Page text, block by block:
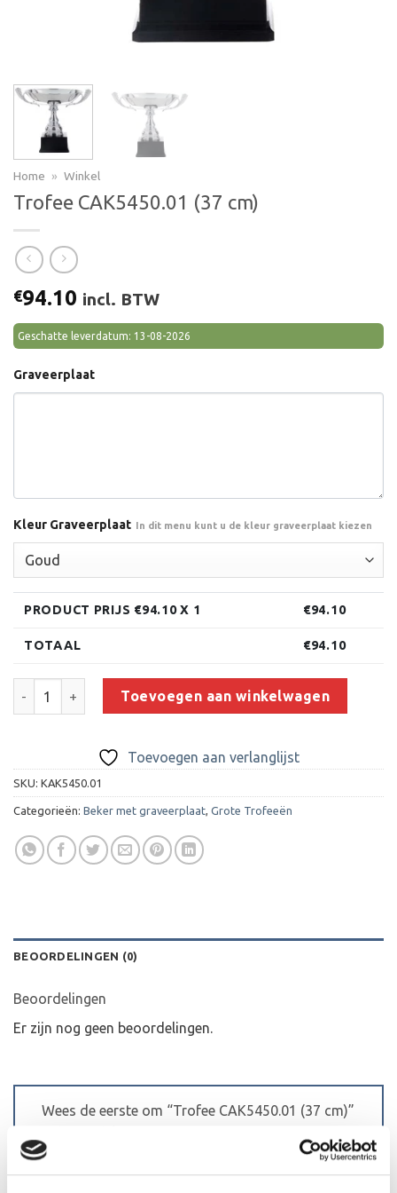
Home » Winkel
Trofee CAK5450.01 (37 cm)
€94.10 incl. BTW
Geschatte leverdatum: 13-08-2026
Graveerplaat
Kleur Graveerplaat In dit menu kunt u de kleur graveerplaat kiezen
PRODUCT PRIJS €94.10X 1 €94.10
TOTAAL €94.10
Trofee CAK5450.01 (37 cm) aantal
Toevoegen aan winkelwagen
Toevoegen aan verlanglijst
SKU: KAK5450.01
Categorieën: Beker met graveerplaat, Grote Trofeeën
BEOORDELINGEN (0)
Beoordelingen
Er zijn nog geen beoordelingen.
Wees de eerste om “Trofee CAK5450.01 (37 cm)”
Je waardering